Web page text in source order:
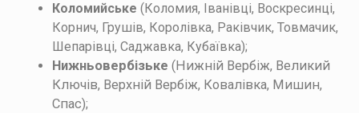
Коломийське (Коломия, Іванівці, Воскресинці,
Корнич, Грушів, Королівка, Раківчик, Товмачик,
Шепарівці, Саджавка, Кубаївка);
Нижньовербізьке ( Нижній Вербіж, Великий
Ключів, Верхній Вербіж, Ковалівка, Мишин,
Спас);